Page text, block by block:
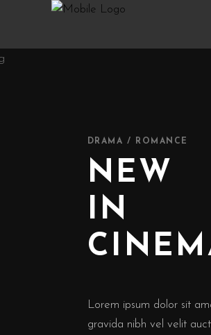
DRAMA / ROMANCE
NEW
IN
Lorem ipsum dolor sit
gravida nibh vel velit